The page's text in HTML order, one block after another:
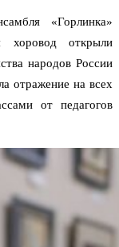
«Горлинка»
хоровод открыли
народов России
отражение на всех
от педагогов